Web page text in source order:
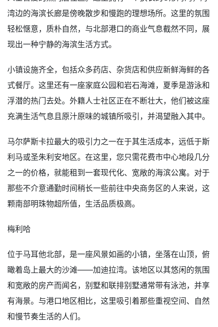
湾边的海滨长廊是傍晚散步和慢跑的理想场所。这里的氛围
轻松惬意，质朴自然，与北部港口的商业气息截然不同，展
现出一种宁静的海滨生活方式。
小镇设施齐全，包括众多药店、杂货店和供应新鲜海鲜的各
式餐厅。这里还有一座家庭公园和岩石海滩，夏季是游泳和
浮潜的热门去处。外籍人士社区正在不断壮大，他们被这座
充满生活气息且原汁原味的城镇所吸引，并渴望融入其中。
马尔萨斯卡拉最大的吸引力之一在于其生活成本，远低于斯
利马或圣朱利安地区。在这里，您只需花费市中心地段几分
之一的价格，就能租到一套现代化、宽敞的海滨公寓。对于
那些不介意通勤时间稍长一些前往中央商务区的人来说，这
颗南部明珠物超所值，生活品质极高。
梅利哈
位于马耳他北部，是一座风景如画的小镇，坐落在山顶，俯
瞰着岛上最大的沙滩——加迪拉湾。该地区以其悠闲的氛围
和宽敞的房产而闻名，别墅和联排别墅通常带有泳池，并享
有海景。与港口地区相比，这里吸引着那些重视空间、自然
和慢节奏生活的人们。